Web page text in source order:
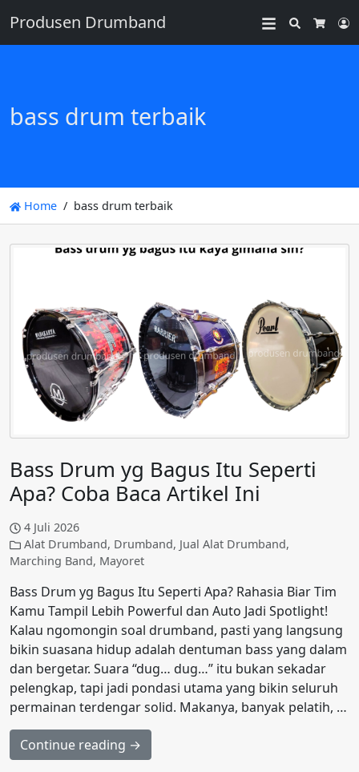
Produsen Drumband
Search
bass drum terbaik
Home bass drum terbaik
Bass Drum yg Bagus Itu Seperti
Apa? Coba Baca Artikel Ini
4 Juli 2026
Alat Drumband, Drumband, Jual Alat Drumband,
Marching Band, Mayoret
Bass Drum yg Bagus Itu Seperti Apa? Rahasia Biar Tim
Kamu Tampil Lebih Powerful dan Auto Jadi Spotlight!
Kalau ngomongin soal drumband, pasti yang langsung
bikin suasana hidup adalah dentuman bass yang dalam
dan bergetar. Suara “dug… dug…” itu bukan sekadar
pelengkap, tapi jadi pondasi utama yang bikin seluruh
permainan terdengar solid. Makanya, banyak pelatih, …
Continue reading →